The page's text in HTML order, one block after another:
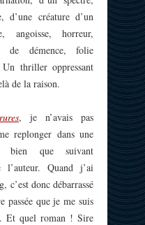
d’une créature d’un
angoisse, horreur,
de démence, folie
thriller oppressant
de la raison.
, je n’avais pas
replonger dans une
que suivant
l’auteur. Quand j’ai
c’est donc débarrassé
que je me suis
Et quel roman ! Sire